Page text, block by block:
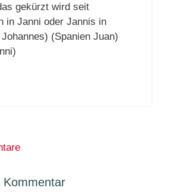
gekürzt wird seit
in Janni oder Jannis in
(Spanien Juan)
Kommentar